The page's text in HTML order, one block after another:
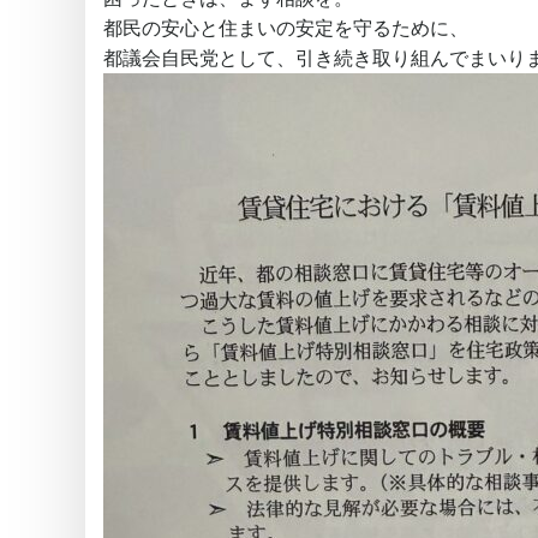
都民の安心と住まいの安定を守るために、
都議会自民党として、引き続き取り組んでまいり